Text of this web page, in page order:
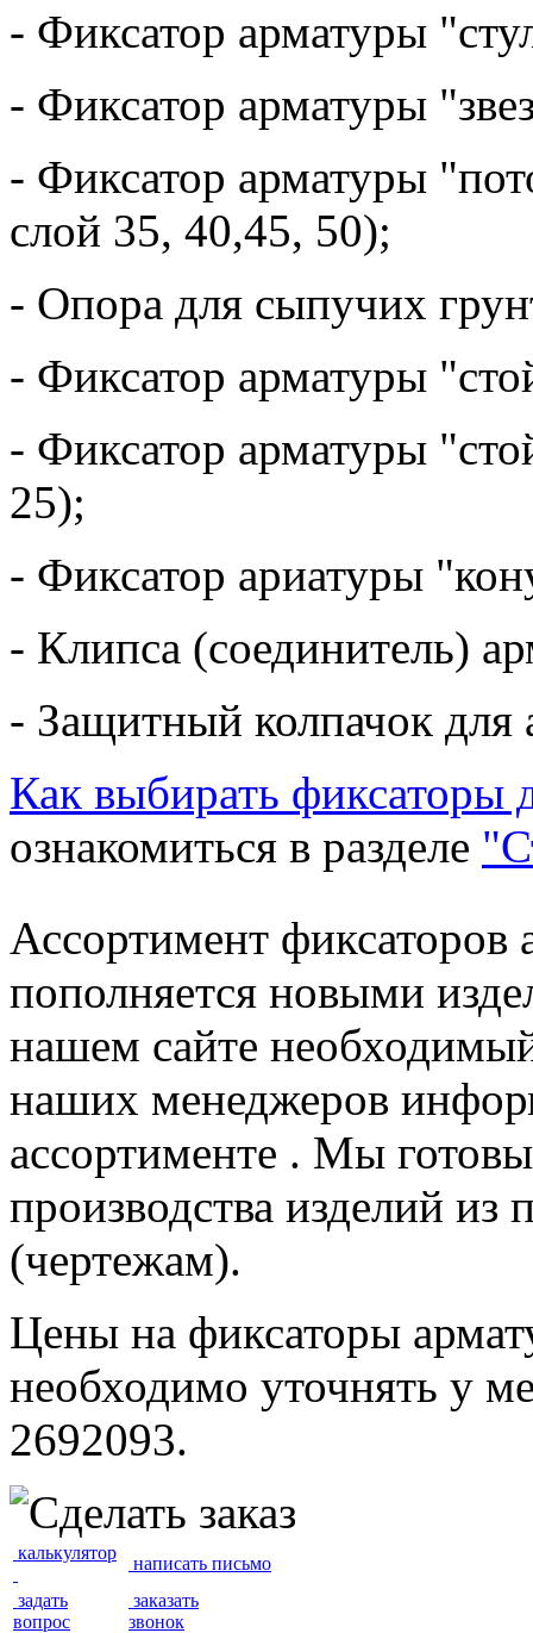
- Фиксатор арматуры
- Фиксатор арматуры
- Фиксатор арматуры
слой 35, 40,45, 50);
- Опора для сыпучих
- Фиксатор арматуры
- Фиксатор арматуры
25);
- Фиксатор ариатуры
- Клипса (соединитель)
- Защитный колпачок
Как выбирать фиксаторы
ознакомиться в разделе
Ассортимент фиксаторов
пополняется новыми
нашем сайте
наших менеджеров
ассортименте . Мы
производства изделий
(чертежам).
Цены на фиксаторы
необходимо уточнять у
2692093.
калькулятор
написать письмо
задать
вопрос
заказать
звонок